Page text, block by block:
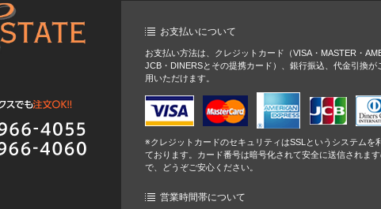
お支払いについて
お支払い方法は、クレジットカード（VISA・MASTER・
JCB・DINERSとその提携カード）、銀行振込、代金引換が
用いただけます。
※クレジットカードのセキュリティはSSLというシステムを
ております。カード番号は暗号化されて安全に送信されま
で、どうぞご安心ください。
営業時間帯について